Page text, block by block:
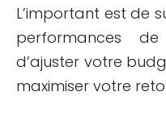
L’important est de
performances
d’ajuster votre
maximiser votre